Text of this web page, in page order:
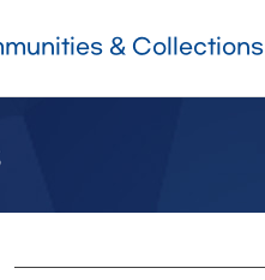
& Collections